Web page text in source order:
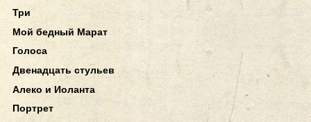
Три
Мой бедный Марат
Голоса
Двенадцать стульев
Алеко и Иоланта
Портрет